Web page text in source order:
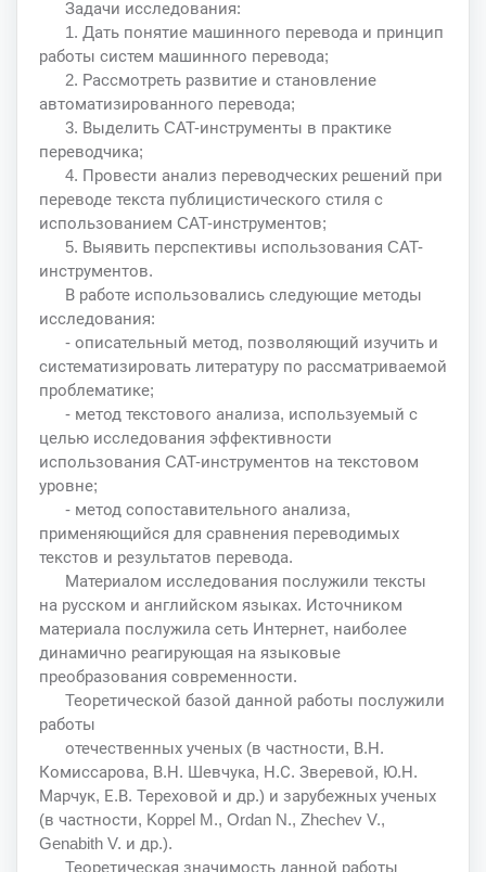
Задачи исследования:
1. Дать понятие машинного перевода и принцип
работы систем машинного перевода;
2. Рассмотреть развитие и становление
автоматизированного перевода;
3. Выделить CAT-инструменты в практике
переводчика;
4. Провести анализ переводческих решений при
переводе текста публицистического стиля с
использованием CAT-инструментов;
5. Выявить перспективы использования CAT-
инструментов.
В работе использовались следующие методы
исследования:
- описательный метод, позволяющий изучить и
систематизировать литературу по рассматриваемой
проблематике;
- метод текстового анализа, используемый с
целью исследования эффективности
использования CAT-инструментов на текстовом
уровне;
- метод сопоставительного анализа,
применяющийся для сравнения переводимых
текстов и результатов перевода.
Материалом исследования послужили тексты
на русском и английском языках. Источником
материала послужила сеть Интернет, наиболее
динамично реагирующая на языковые
преобразования современности.
Теоретической базой данной работы послужили
работы
отечественных ученых (в частности, В.Н.
Комиссарова, В.Н. Шевчука, Н.С. Зверевой, Ю.Н.
Марчук, Е.В. Тереховой и др.) и зарубежных ученых
(в частности, Koppel M., Ordan N., Zhechev V.,
Genabith V. и др.).
Теоретическая значимость данной работы